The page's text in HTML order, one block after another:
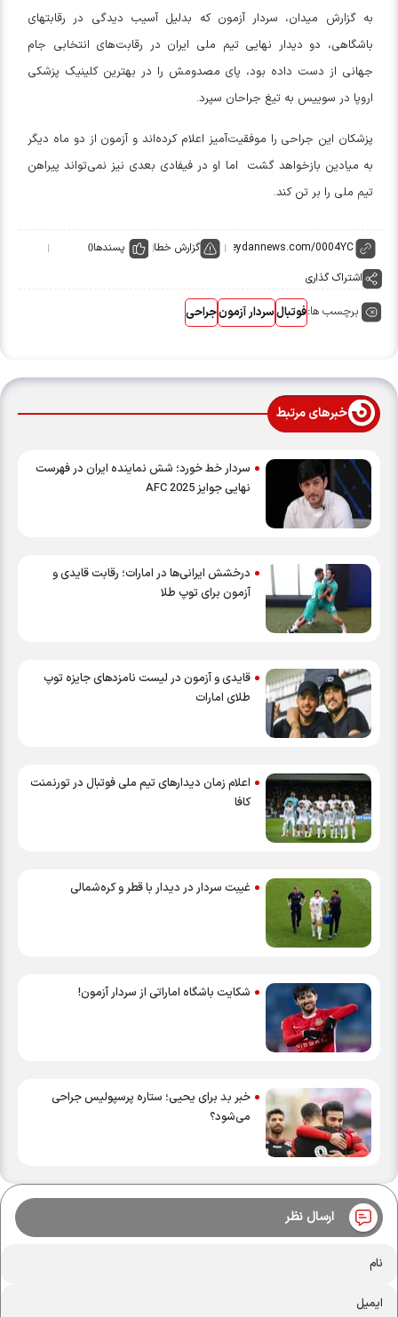
به گزارش میدان، سردار آزمون که بدلیل آسیب دیدگی در رقابتهای
باشگاهی، دو دیدار نهایی تیم ملی ایران در رقابت‌های انتخابی جام
جهانی از دست داده بود، پای مصدومش را در بهترین کلینیک پزشکی
اروپا در سوییس به تیغ جراحان سپرد.
پزشکان این جراحی را موفقیت‌آمیز اعلام کرده‌اند و آزمون از دو ماه دیگر
به میادین بازخواهد گشت اما او در فیفادی بعدی نیز نمی‌تواند پیراهن
تیم ملی را بر تن کند.
گزارش خطا پسندها0
اشتراک گذاری
برچسب ها:فوتبالسردار آزمونجراحی
خبرهای مرتبط
سردار خط خورد؛ شش نماینده ایران در فهرست
نهایی جوایز AFC 2025
درخشش ایرانی‌ها در امارات؛ رقابت قایدی و
آزمون برای توپ طلا
قایدی و آزمون در لیست نامزدهای جایزه توپ
طلای امارات
اعلام زمان دیدارهای تیم ملی فوتبال در تورنمنت
کافا
غیبت سردار در دیدار با قطر و کره‌شمالی
شکایت باشگاه اماراتی از سردار آزمون!
خبر بد برای یحیی؛ ستاره پرسپولیس جراحی
می‌شود؟
ارسال نظر